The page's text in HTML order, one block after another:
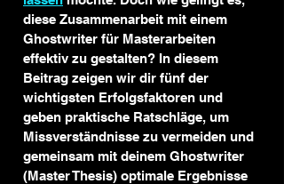
diese Zusammenarbeit mit einem
Ghostwriter für Masterarbeiten
effektiv zu gestalten? In diesem
Beitrag zeigen wir dir fünf der
wichtigsten Erfolgsfaktoren und
geben praktische Ratschläge, um
Missverständnisse zu vermeiden und
gemeinsam mit deinem Ghostwriter
(Master Thesis) optimale Ergebnisse